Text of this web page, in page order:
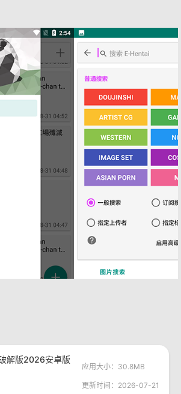
解版2026安卓版
应用大小：30.8MB
更新时间：2026-07-21